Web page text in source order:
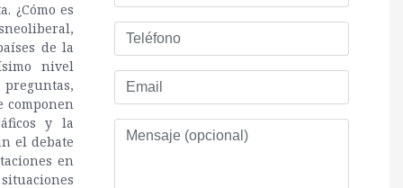
¿Cómo es
de la
nivel
componen
y la
el debate
en
Teléfono
Email
Mensaje